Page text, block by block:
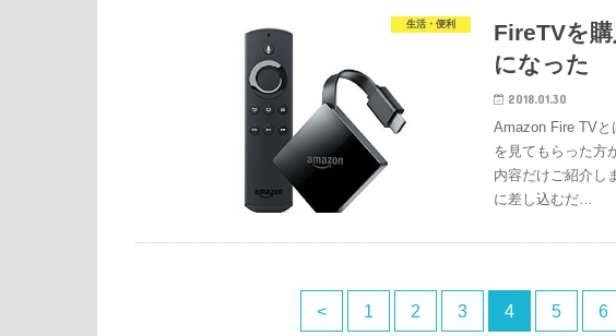
生活・便利
FireTVを
になった
2018.01.30
Amazon Fire TV
を見てもらった方
内容だけご紹介し
に差し込むだ…
< 1 2 3 4 5 6